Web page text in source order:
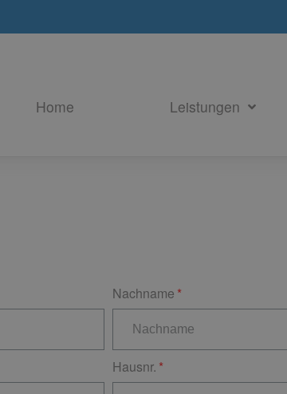
Home Leistungen
Nachname
Hausnr.